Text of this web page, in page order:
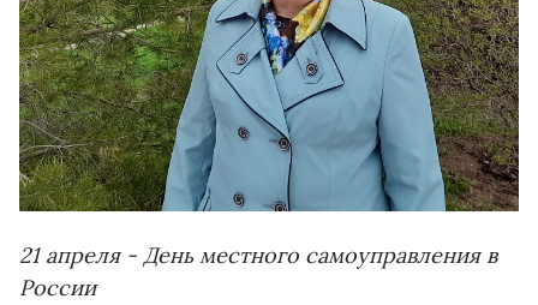
21 апреля - День местного самоуправления в
России